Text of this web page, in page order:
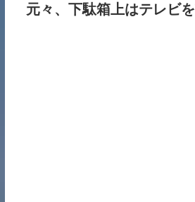
元々、下駄箱上はテレビ